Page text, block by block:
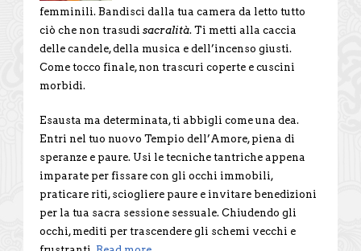
femminili. Bandisci dalla tua camera da letto tutto
ciò che non trasudi sacralità. Ti metti alla caccia
delle candele, della musica e dell’incenso giusti.
Come tocco finale, non trascuri coperte e cuscini
morbidi.
Esausta ma determinata, ti abbigli come una dea.
Entri nel tuo nuovo Tempio dell’Amore, piena di
speranze e paure. Usi le tecniche tantriche appena
imparate per fissare con gli occhi immobili,
praticare riti, sciogliere paure e invitare benedizioni
per la tua sacra sessione sessuale. Chiudendo gli
occhi, mediti per trascendere gli schemi vecchi e